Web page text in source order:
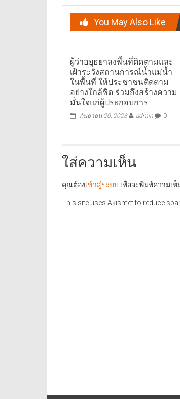
You May Also Like
ผู้ว่าอยุธยาลงพื้นที่ติดตามและ
เฝ้าระวังสถานการณ์น้ำแม่น้ำ
ในพื้นที่ ให้ประชาชนติดตาม
อย่างใกล้ชิด ร่วมถึงสร้างความ
มั่นใจแก่ผู้ประกอบการ
กันยายน 20, 2023 admin 0
ใส่ความเห็น
คุณต้องเข้าสู่ระบบ เพื่อจะพิมพ์ความเห็
This site uses Akismet to reduce